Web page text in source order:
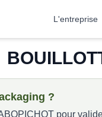
L'entreprise
?
pour